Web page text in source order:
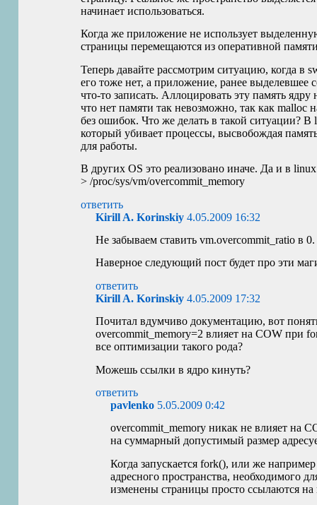
начинает использоваться.
Когда же приложение не использует
страницы перемещаются из оперативной
Теперь давайте рассмотрим ситуацию, когда в
его тоже нет, а приложение, ранее выделевшее
что-то записать. Аллоцировать эту память
что нет памяти так невозможно, так как malloc
без ошибок. Что же делать в такой ситуации? В
который убивает процессы, высвобождая
для работы.
В другихOS это реализовано иначе. Да и в
> /proc/sys/vm/overcommit_memory
ответить
Kirill A. Korinskiy 4.05.2009 16:32
Не забываем ставить vm.overcommit_ratio в 0.
Наверное следующий пост будет про эти
ответить
Kirill A. Korinskiy 4.05.2009 17:32
Почитал вдумчиво документацию, вот
overcommit_memory=2 влияет наCOW при
все оптимизации такого рода?
Можешь ссылки в ядро кинуть?
ответить
pavlenko 5.05.2009 0:42
overcommit_memory никак не влияет на
на суммарный допустимый размер
Когда запускается fork(), или же
адресного пространства, необходимого
изменены страницы просто ссылаются